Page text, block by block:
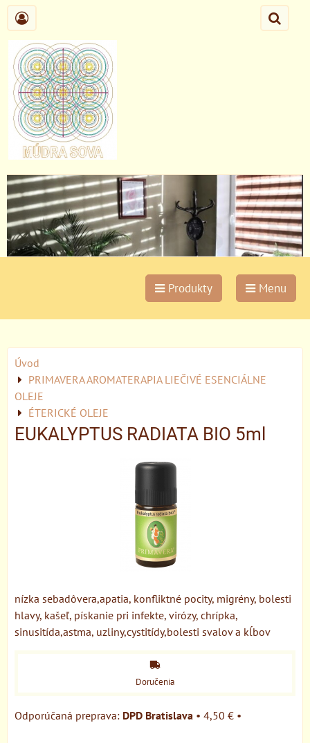
Produkty Menu
Úvod
PRIMAVERA AROMATERAPIA LIEČIVÉ ESENCIÁLNE
OLEJE
ÉTERICKÉ OLEJE
EUKALYPTUS RADIATA BIO 5ml
nízka sebadôvera,apatia, konfliktné pocity, migrény, bolesti
hlavy, kašeľ, pískanie pri infekte, virózy, chrípka,
sinusitída,astma, uzliny,cystitídy,bolesti svalov a kĺbov
Doručenia
DPD Bratislava • 4,50 € •